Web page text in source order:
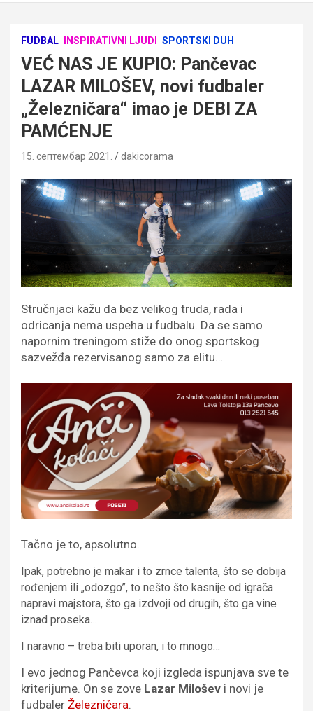
FUDBAL INSPIRATIVNI LJUDI SPORTSKI DUH
VEĆ NAS JE KUPIO: Pančevac
LAZAR MILOŠEV, novi fudbaler
„Železničara“ imao je DEBI ZA
PAMĆENJE
15. септембар 2021. dakicorama
Stručnjaci kažu da bez velikog truda, rada i
odricanja nema uspeha u fudbalu. Da se samo
napornim treningom stiže do onog sportskog
sazvežđa rezervisanog samo za elitu…
Tačno je to, apsolutno.
Ipak, potrebno je makar i to zrnce talenta, što se dobija
rođenjem ili „odozgo”, to nešto što kasnije od igrača
napravi majstora, što ga izdvoji od drugih, što ga vine
iznad proseka…
I naravno – treba biti uporan, i to mnogo…
I evo jednog Pančevca koji izgleda ispunjava sve te
kriterijume. On se zove Lazar Milošev i novi je
fudbaler Železničara.